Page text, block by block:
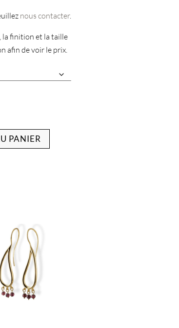
nous contacter.
la finition et la taille
afin de voir le prix.
PANIER